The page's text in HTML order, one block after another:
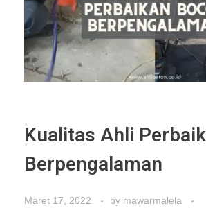
Kualitas Ahli
Berpengalaman
Maret 17, 2022 by mawarmalela